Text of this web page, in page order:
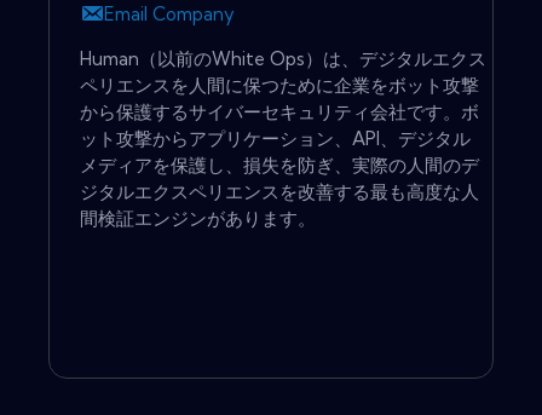
Email Company
Human（以前のWhite Ops）は、デジタルエクス
ペリエンスを人間に保つために企業をボット攻撃
から保護するサイバーセキュリティ会社です。ボ
ット攻撃からアプリケーション、API、デジタル
メディアを保護し、損失を防ぎ、実際の人間のデ
ジタルエクスペリエンスを改善する最も高度な人
間検証エンジンがあります。